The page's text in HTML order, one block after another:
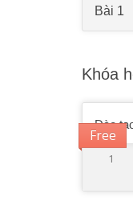
Bài 1
Khóa
Free
Đào
1